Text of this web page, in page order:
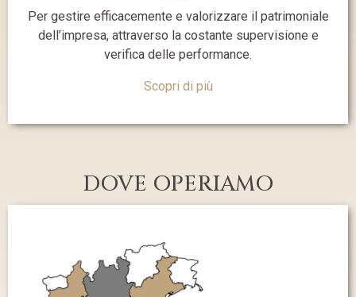
Per gestire efficacemente e valorizzare il patrimoniale
dell’impresa, attraverso la costante supervisione e
verifica delle performance.
Scopri di più
DOVE OPERIAMO